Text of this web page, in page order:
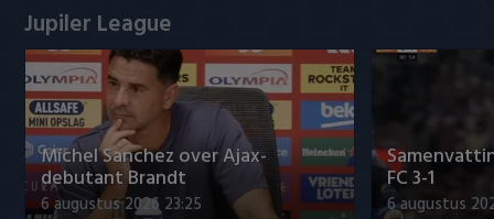
Jupiler League
Míchel Sanchez over Ajax-
debutant Brandt
6 augustus 2026 23:25
FC 3-1
6 augustus